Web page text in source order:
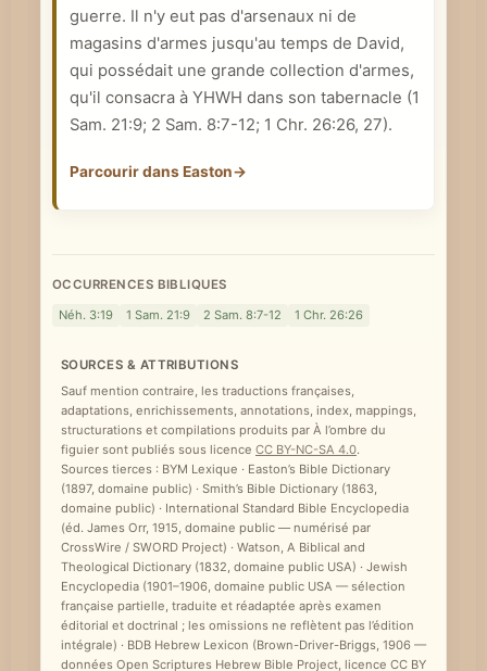
i
b
l
i
u
e
guerre. Il n'y eut pas d'arsenaux ni de
magasins d'armes jusqu'au temps de David,
qui possédait une grande collection d'armes,
qu'il consacra à YHWH dans son tabernacle (1
Sam. 21:9; 2 Sam. 8:7-12; 1 Chr. 26:26, 27).
Parcourir dans Easton→
OCCURRENCES BIBLIQUES
Néh. 3:19
1 Sam. 21:9 2 Sam. 8:7-12 1 Chr. 26:26
SOURCES & ATTRIBUTIONS
Sauf mention contraire, les traductions françaises,
adaptations, enrichissements, annotations, index, mappings,
structurations et compilations produits par À l’ombre du
figuier sont publiés sous licence CC BY-NC-SA 4.0.
Sources tierces : BYM Lexique · Easton’s Bible Dictionary
(1897, domaine public) · Smith’s Bible Dictionary (1863,
domaine public) · International Standard Bible Encyclopedia
(éd. James Orr, 1915, domaine public — numérisé par
CrossWire / SWORD Project) · Watson, A Biblical and
Theological Dictionary (1832, domaine public USA) · Jewish
Encyclopedia (1901–1906, domaine public USA — sélection
française partielle, traduite et réadaptée après examen
éditorial et doctrinal ; les omissions ne reflètent pas l’édition
intégrale) · BDB Hebrew Lexicon (Brown-Driver-Briggs, 1906 —
données Open Scriptures Hebrew Bible Project, licence CC BY